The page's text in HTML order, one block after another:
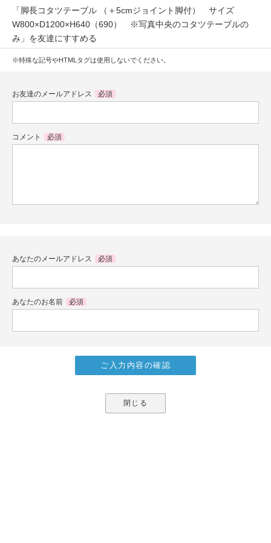
「脚長コタツテーブル （＋5cmジョイント脚付） サイズ
W800×D1200×H640（690） ※写真中央のコタツテーブルの
み」を友達にすすめる
※特殊な記号やHTMLタグは使用しないでください。
お友達のメールアドレス 必須
コメント 必須
あなたのメールアドレス 必須
あなたのお名前 必須